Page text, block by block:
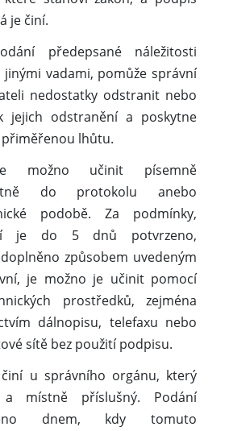
je činí.
předepsané náležitosti
vadami, pomůže správní
nedostatky odstranit nebo
jejich odstranění a poskytne
lhůtu.
možno učinit písemně
do protokolu anebo
podobě. Za podmínky,
je do 5 dnů potvrzeno,
způsobem uvedeným
je možno je učinit pomocí
prostředků, zejména
dálnopisu, telefaxu nebo
sítě bez použití podpisu.
u správního orgánu, který
místně příslušný. Podání
dnem, kdy tomuto